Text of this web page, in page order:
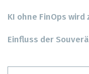
KI ohne FinOps
Einfluss der